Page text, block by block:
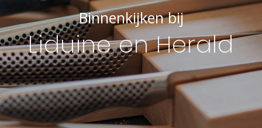
Binnenkijken bij
Liduine en Herald